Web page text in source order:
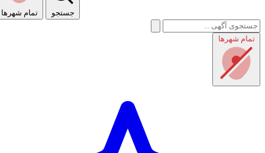
راهنمای استفاده
تمام شهر‌ها جستجو
تمام شهر‌ها